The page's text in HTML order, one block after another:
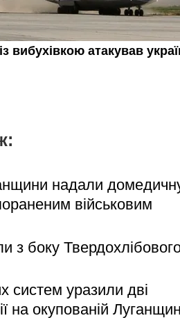
надали
військовим
з боку
систем уразили дві
на окупованій